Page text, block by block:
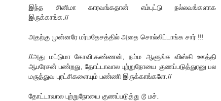
இந்த சினிமா காரவங்கதான் எம்புட்டு நல்லவங்களாக
இருக்காங்க.//
அதற்கு முன்னரே மர்மதேசத்தில் அதை சொல்லிட்டாங்க சார் !!!
//அது மட்டுமா கோவி.கண்ணன், நம்ம ஆளுங்க விஸ்கி ஊத்தி
ஆபரேசன் பண்றது, தோட்டாவால புற்றுநோயை குணப்படுத்துரனு பல
மருத்துவ புரட்சிகளையும் பண்ணி இருக்காங்களே.//
தோட்டாவால புற்றுநோயை குணப்படுத்து டூ மச்.